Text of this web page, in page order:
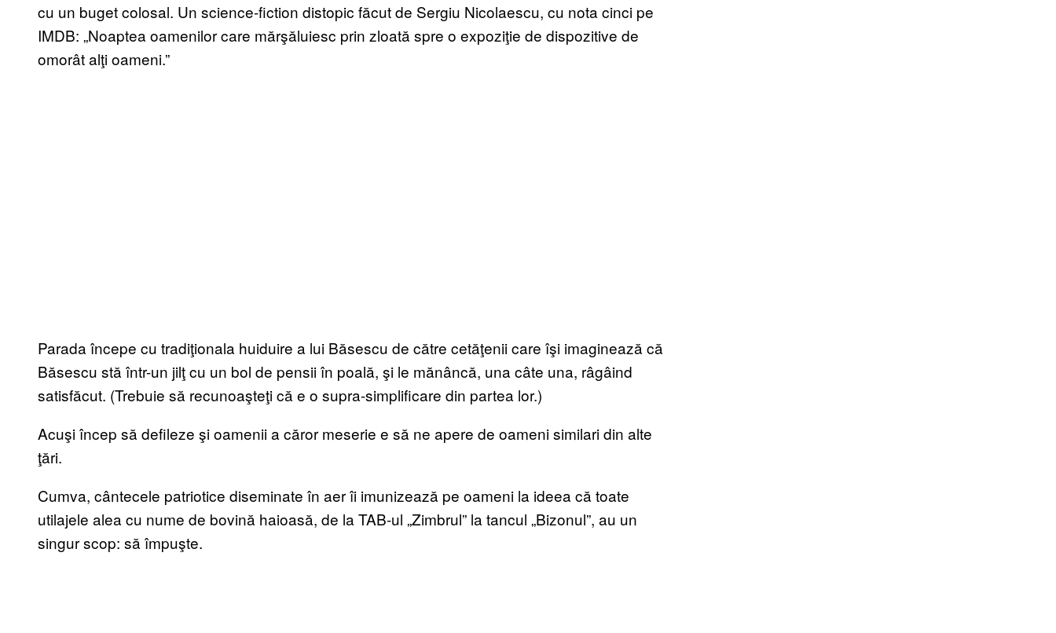
cu un buget colosal. Un science-fiction distopic făcut de Sergiu Nicolaescu, cu nota cinci pe
IMDB: „Noaptea oamenilor care mărşăluiesc prin zloată spre o expoziţie de dispozitive de
omorât alţi oameni.”
Parada începe cu tradiţionala huiduire a lui Băsescu de către cetăţenii care îşi imaginează că
Băsescu stă într-un jilţ cu un bol de pensii în poală, şi le mănâncă, una câte una, râgâind
satisfăcut. (Trebuie să recunoaşteţi că e o supra-simplificare din partea lor.)
Acuşi încep să defileze şi oamenii a căror meserie e să ne apere de oameni similari din alte
ţări.
Cumva, cântecele patriotice diseminate în aer îi imunizează pe oameni la ideea că toate
utilajele alea cu nume de bovină haioasă, de la TAB-ul „Zimbrul” la tancul „Bizonul”, au un
singur scop: să împuşte.